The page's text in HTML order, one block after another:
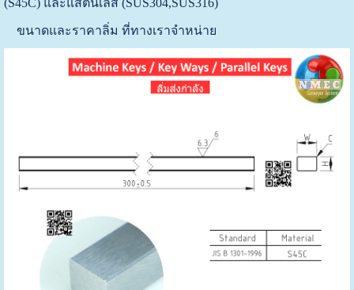
(S45C) และแสตนเลส (SUS304,SUS316)
ขนาดและราคาลิ่ม ที่ทางเราจำหน่าย